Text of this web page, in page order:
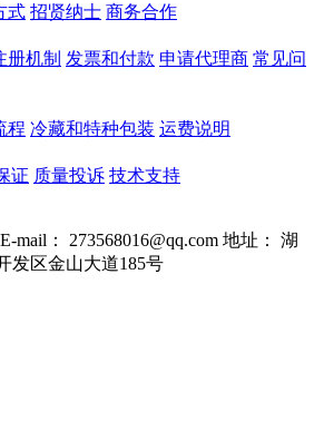
式 招贤纳士 商务合作
册机制 发票和付款 申请代理商 常见问
程 冷藏和特种包装 运费说明
证 质量投诉 技术支持
E-mail： 273568016@qq.com 地址： 湖
发区金山大道185号